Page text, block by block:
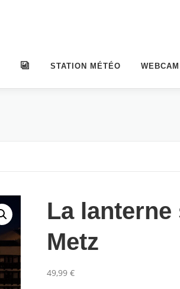
ALBUMSSTATION MÉTÉO WEBCAM
La
Metz
49,99€